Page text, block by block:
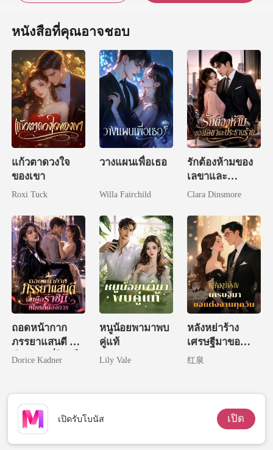
หนังสือที่คุณอาจชอบ
แก้วตาดวงใจ
ของเขา
Roxi Tuck
วางแผนเพื่อเธอ
Willa Fairchild
รักต้องห้ามของ
เลขาและ
ประธานร้าย
Clara Dinsmore
ถอดหน้ากาก
ภรรยาแสนดี ฉัน
คือราชินีที่ใครก็
Dorice Kadner
หนูน้อยพามาพบ
คู่แท้
Lily Vale
หลังหย่าร้าง
เศรษฐีมาขอ
แต่งงานทุกวัน
红泉
เปิดรับโบนัส เปิด